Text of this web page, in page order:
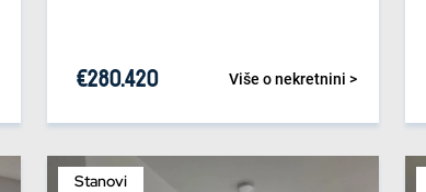
Više o nekretnini >
€280.420
Stanovi